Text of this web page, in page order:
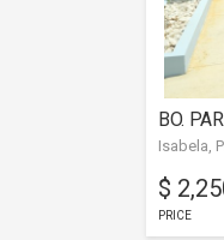
BO.
Isabela,
$
PRICE